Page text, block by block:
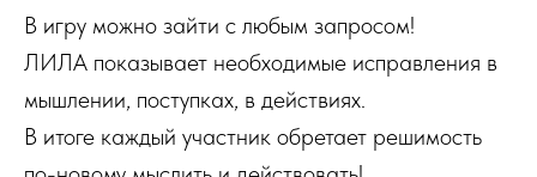
В игру можно зайти с любым запросом!
ЛИЛА показывает необходимые исправления в
мышлении, поступках, в действиях.
В итоге каждый участник обретает решимость